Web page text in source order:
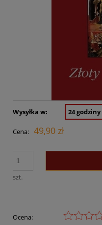
Wysyłka w: 24 godziny
Cena: 49,90 zł
szt.
Ocena: